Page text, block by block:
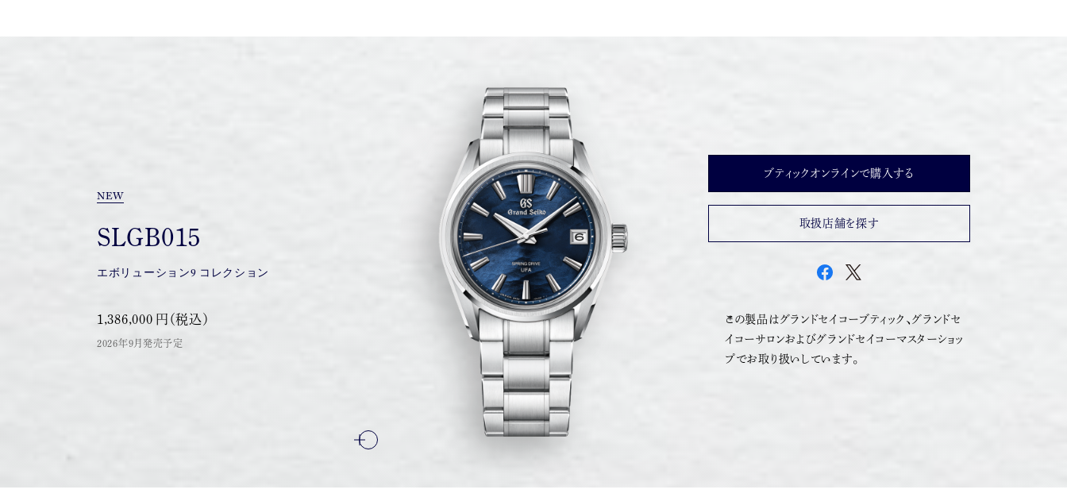
NEW
SLGB015
エボリューション9 コレクション
1,386,000 円（税込）
2026年9月発売予定
ブティックオンラインで購入する
取扱店舗を探す
この製品はグランドセイコーブティック、グランドセ
イコーサロンおよびグランドセイコーマスターショッ
プでお取り扱いしています。